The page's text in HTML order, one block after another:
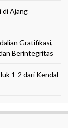
di Ajang
Gratifikasi,
Berintegritas
1-2 dari Kendal